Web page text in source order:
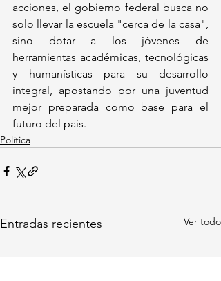
acciones, el gobierno federal busca no
solo llevar la escuela "cerca de la casa",
sino dotar a los jóvenes de
herramientas académicas, tecnológicas
y humanísticas para su desarrollo
integral, apostando por una juventud
mejor preparada como base para el
futuro del país.
Política
Entradas recientes Ver todo